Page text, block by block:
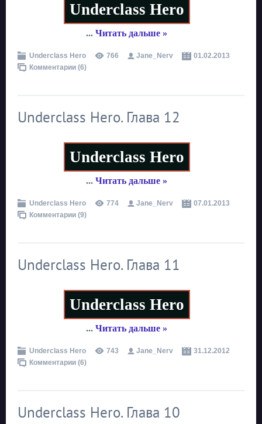
Underclass Hero
... Читать дальше »
Underclass Hero 766 Jane_Nerv
01.02.2013
Комментарии (6)
Underclass Hero. Глава 12
Underclass Hero
... Читать дальше »
Underclass Hero 774 Jane_Nerv
07.01.2013
Комментарии (9)
Underclass Hero. Глава 11
Underclass Hero
... Читать дальше »
Underclass Hero 743 Jane_Nerv
31.12.2012
Комментарии (6)
Underclass Hero. Глава 10